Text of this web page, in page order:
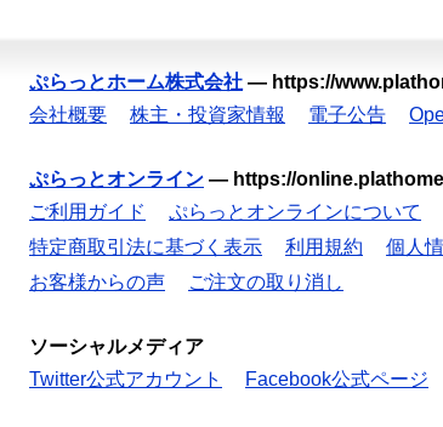
ぷらっとホーム株式会社 — https://
会社概要
株主・投資家情報 電子公告
ぷらっとオンライン — https://
ご利用ガイド
ぷらっとオンラインについて
特定商取引法に基づく表示
利用規約 個人
お客様からの声
ご注文の取り消し
ソーシャルメディア
Twitter公式アカウント
Facebook公式ページ